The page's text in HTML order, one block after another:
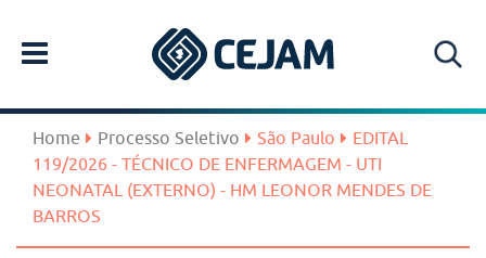
Home Processo Seletivo São Paulo
EDITAL
119/2026 - TÉCNICO DE ENFERMAGEM - UTI
NEONATAL (EXTERNO) - HM LEONOR MENDES DE
BARROS